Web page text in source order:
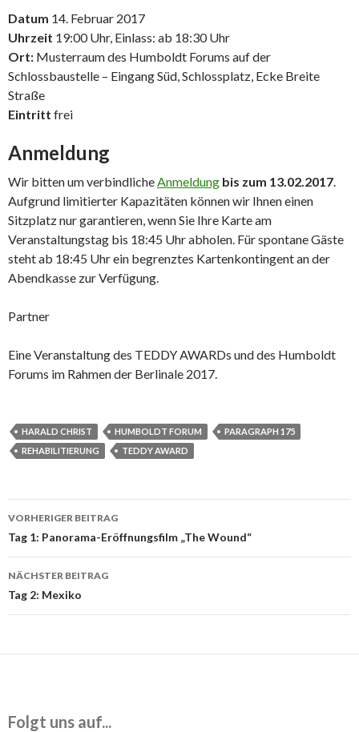
Datum 14. Februar 2017
Uhrzeit 19:00 Uhr, Einlass: ab 18:30 Uhr
Ort: Musterraum des Humboldt Forums auf der
Schlossbaustelle – Eingang Süd, Schlossplatz, Ecke Breite
Straße
Eintritt frei
Anmeldung
Wir bitten um verbindlicheAnmeldung bis zum 13.02.2017.
Aufgrund limitierter Kapazitäten können wir Ihnen einen
Sitzplatz nur garantieren, wenn Sie Ihre Karte am
Veranstaltungstag bis 18:45 Uhr abholen. Für spontane Gäste
steht ab 18:45 Uhr ein begrenztes Kartenkontingent an der
Abendkasse zur Verfügung.
Partner
Eine Veranstaltung des TEDDY AWARDs und des Humboldt
Forums im Rahmen der Berlinale 2017.
HARALD CHRIST HUMBOLDT FORUM
PARAGRAPH 175
REHABILITIERUNG
TEDDY AWARD
Beitrags-
Navigation
VORHERIGER BEITRAG
Tag 1: Panorama-Eröffnungsfilm „The Wound“
NÄCHSTER BEITRAG
Tag 2: Mexiko
Folgt uns auf...